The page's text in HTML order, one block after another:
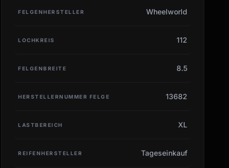
FELGENHERSTELLER Wheelworld
LOCHKREIS 112
FELGENBREITE 8.5
HERSTELLERNUMMER FELGE 13682
LASTBEREICH XL
REIFENHERSTELLER Tageseinkauf